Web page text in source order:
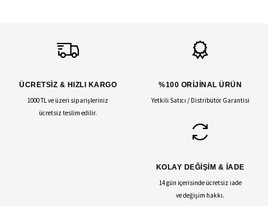
ÜCRETSİZ & HIZLI KARGO
1000 TL ve üzeri siparişleriniz
ücretsiz teslim edilir.
%100 ORİJİNAL ÜRÜN
Yetkili Satıcı / Distribütör Garantisi
KOLAY DEĞİŞİM & İADE
14 gün içerisinde ücretsiz iade
ve değişim hakkı.